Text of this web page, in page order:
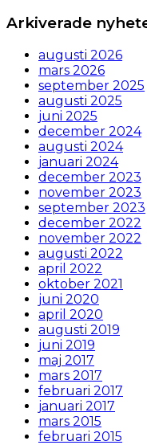
Arkiverade
augusti 2026
mars 2026
september 2025
augusti 2025
juni 2025
december 2024
augusti 2024
januari 2024
december 2023
november 2023
september 2023
december 2022
november 2022
augusti 2022
april 2022
oktober 2021
juni 2020
april 2020
augusti 2019
juni 2019
maj 2017
mars 2017
februari 2017
januari 2017
mars 2015
februari 2015